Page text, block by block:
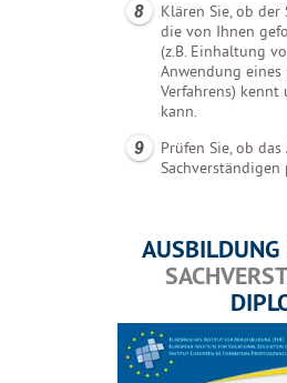
Klären Sie, ob der
die von Ihnen
(z.B. Einhaltung
Anwendung eines
Verfahrens)
kann.
Prüfen Sie, ob
AUSBILDUNG